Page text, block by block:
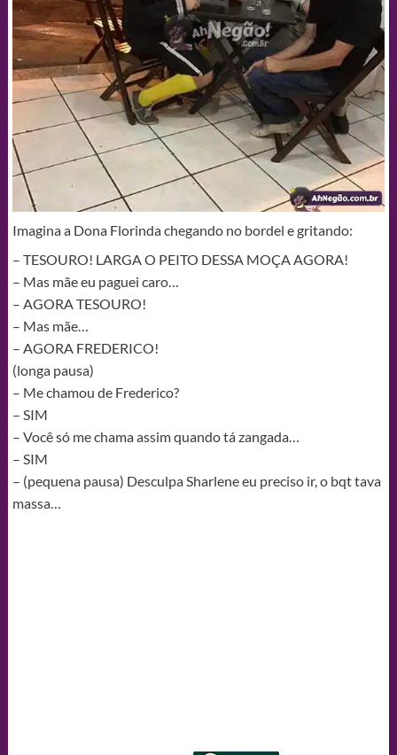
Imagina a Dona Florinda chegando no bordel e gritando:
– TESOURO! LARGA O PEITO DESSA MOÇA AGORA!
– Mas mãe eu paguei caro…
– AGORA TESOURO!
– Mas mãe…
– AGORA FREDERICO!
(longa pausa)
– Me chamou de Frederico?
– SIM
– Você só me chama assim quando tá zangada…
– SIM
– (pequena pausa) Desculpa Sharlene eu preciso ir, o bqt tava
massa…